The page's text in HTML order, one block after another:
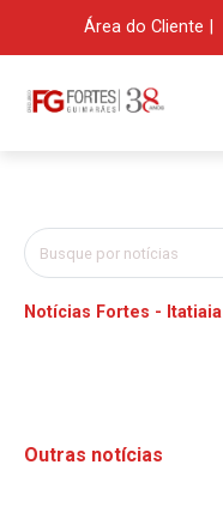
Área do Cliente
Notícias Fortes - Itatiaia
Outras notícias